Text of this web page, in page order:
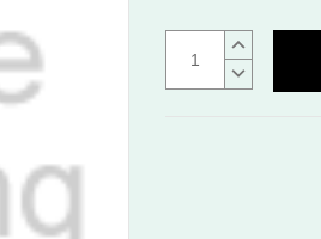
AUMENTAR
DISMINUIR
CANTIDAD: